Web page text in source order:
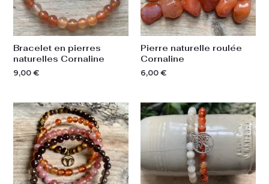
Bracelet en pierres
naturelles Cornaline
9,00 €
Pierre naturelle roulée
Cornaline
6,00 €